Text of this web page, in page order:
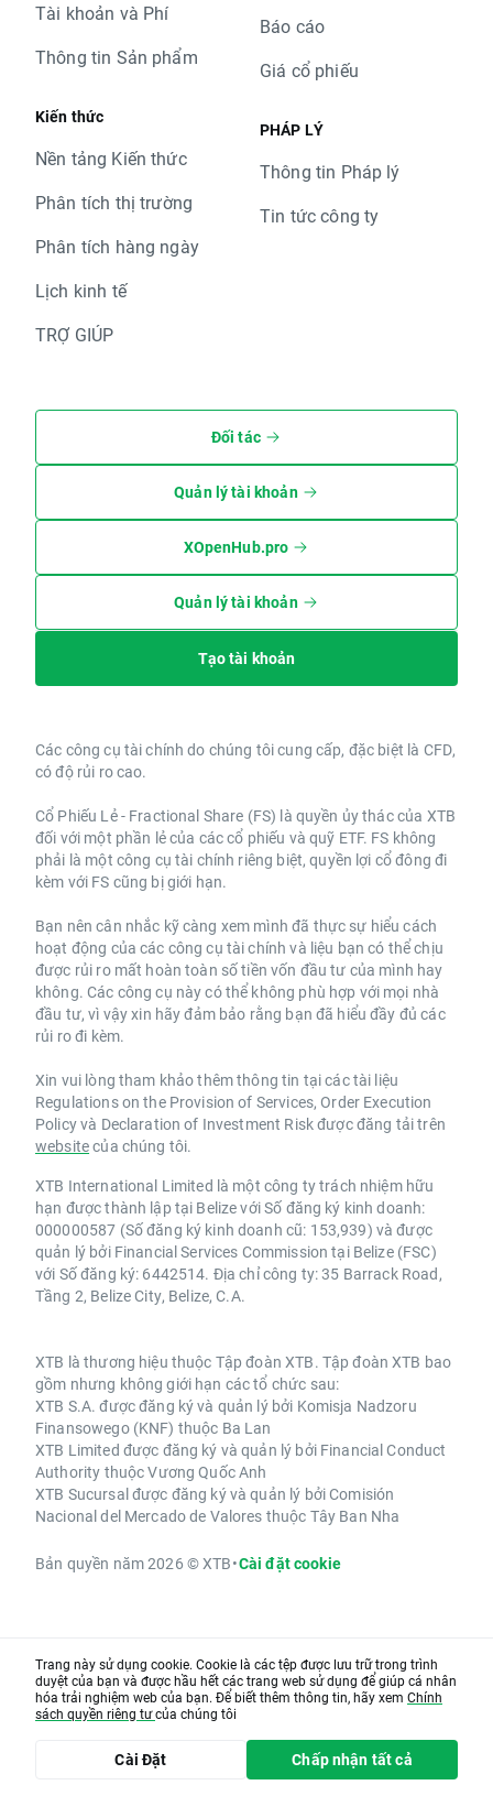
Tài khoản và Phí
Thông tin Sản phẩm
Kiến thức
Nền tảng Kiến thức
Phân tích thị trường
Phân tích hàng ngày
Lịch kinh tế
TRỢ GIÚP
Báo cáo
Giá cổ phiếu
PHÁP LÝ
Thông tin Pháp lý
Tin tức công ty
Đối tác
Quản lý tài khoản
XOpenHub.pro
Quản lý tài khoản
Tạo tài khoản
Các công cụ tài chính do chúng tôi cung cấp, đặc biệt là CFD,
có độ rủi ro cao.
Cổ Phiếu Lẻ - Fractional Share (FS) là quyền ủy thác của XTB
đối với một phần lẻ của các cổ phiếu và quỹ ETF. FS không
phải là một công cụ tài chính riêng biệt, quyền lợi cổ đông đi
kèm với FS cũng bị giới hạn.
Bạn nên cân nhắc kỹ càng xem mình đã thực sự hiểu cách
hoạt động của các công cụ tài chính và liệu bạn có thể chịu
được rủi ro mất hoàn toàn số tiền vốn đầu tư của mình hay
không. Các công cụ này có thể không phù hợp với mọi nhà
đầu tư, vì vậy xin hãy đảm bảo rằng bạn đã hiểu đầy đủ các
rủi ro đi kèm.
Xin vui lòng tham khảo thêm thông tin tại các tài liệu
Regulations on the Provision of Services, Order Execution
Policy và Declaration of Investment Risk được đăng tải trên
websitecủa chúng tôi.
XTB International Limited là một công ty trách nhiệm hữu
hạn được thành lập tại Belize với Số đăng ký kinh doanh:
000000587 (Số đăng ký kinh doanh cũ: 153,939) và được
quản lý bởi Financial Services Commission tại Belize (FSC)
với Số đăng ký: 6442514. Địa chỉ công ty: 35 Barrack Road,
Tầng 2, Belize City, Belize, C.A.
XTB là thương hiệu thuộc Tập đoàn XTB. Tập đoàn XTB bao
gồm nhưng không giới hạn các tổ chức sau:
XTB S.A. được đăng ký và quản lý bởi Komisja Nadzoru
Finansowego (KNF) thuộc Ba Lan
XTB Limited được đăng ký và quản lý bởi Financial Conduct
Authority thuộc Vương Quốc Anh
XTB Sucursal được đăng ký và quản lý bởi Comisión
Nacional del Mercado de Valores thuộc Tây Ban Nha
Bản quyền năm 2026 © XTB•Cài đặt cookie
Trang này sử dụng cookie. Cookie là các tệp được lưu trữ trong trình
duyệt của bạn và được hầu hết các trang web sử dụng để giúp cá nhân
hóa trải nghiệm web của bạn. Để biết thêm thông tin, hãy xem Chính
sách quyền riêng tưcủa chúng tôi
Cài Đặt Chấp nhận tất cả